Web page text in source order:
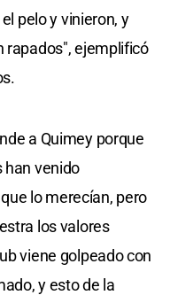
pelo y vinieron, y
rapados", ejemplificó
a Quimey porque
han venido
lo merecían, pero
los valores
viene golpeado con
y esto de la